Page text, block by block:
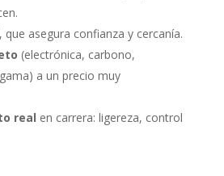
, que asegura confianza y cercanía.
(electrónica, carbono,
a un precio muy
real en carrera: ligereza, control